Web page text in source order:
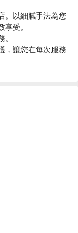
。以細膩手法為您
受。
，讓您在每次服務